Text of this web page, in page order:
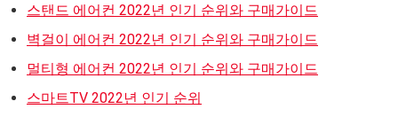
스탠드 에어컨 2022년 인기 순위와 구매가이드
벽걸이 에어컨 2022년 인기 순위와 구매가이드
멀티형 에어컨 2022년 인기 순위와 구매가이드
스마트TV 2022년 인기 순위